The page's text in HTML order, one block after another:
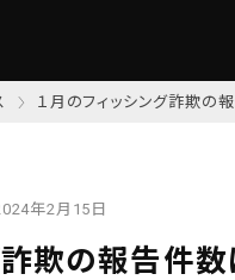
１月のフィッシング詐欺の
年2月15日
詐欺の報告